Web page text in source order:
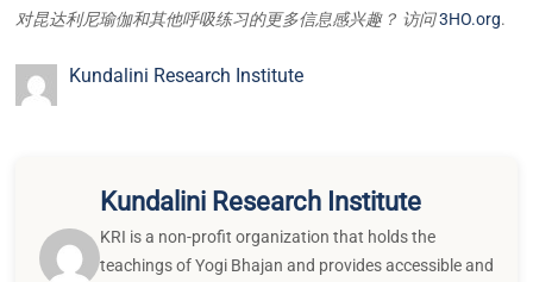
对昆达利尼瑜伽和其他呼吸练习的更多信息感兴趣？ 访问3HO.org.
Kundalini Research Institute
Kundalini Research Institute
KRI is a non-profit organization that holds the
teachings of Yogi Bhajan and provides accessible and